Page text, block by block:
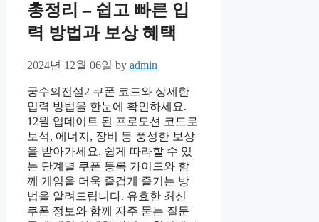
총정리 – 쉽고 빠른 입
력 방법과 보상 혜택
2024년 12월 06일 by admin
궁수의전설2 쿠폰 코드와 상세한
입력 방법을 한눈에 확인하세요.
12월 업데이트 된 프로모션 코드로
보석, 에너지, 장비 등 풍성한 보상
을 받아가세요. 쉽게 따라할 수 있
는 단계별 쿠폰 등록 가이드와 함
께 게임을 더욱 즐겁게 즐기는 방
법을 알려드립니다. 유효한 최신
쿠폰 정보와 함께 자주 묻는 질문